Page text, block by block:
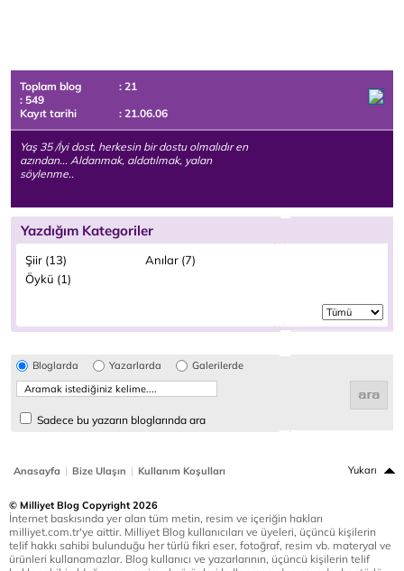
Toplam blog
: 21
: 549
Kayıt tarihi
: 21.06.06
Yaş 35 /İyi dost, herkesin bir dostu olmalıdır en
azından... Aldanmak, aldatılmak, yalan
söylenme..
Yazdığım Kategoriler
Şiir (13)
Anılar (7)
Öykü (1)
Bloglarda Yazarlarda Galerilerde
Sadece bu yazarın bloglarında ara
Anasayfa | Bize Ulaşın | Kullanım Koşulları Yukarı
© Milliyet Blog Copyright 2026
İnternet baskısında yer alan tüm metin, resim ve içeriğin hakları
milliyet.com.tr'ye aittir. Milliyet Blog kullanıcıları ve üyeleri, üçüncü kişilerin
telif hakkı sahibi bulunduğu her türlü fikri eser, fotoğraf, resim vb. materyal ve
ürünleri kullanamazlar. Blog kullanıcı ve yazarlarının, üçüncü kişilerin telif